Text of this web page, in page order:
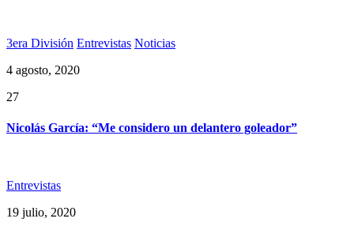
3era División Entrevistas Noticias
4 agosto, 2020
27
Nicolás García: “Me considero un delantero goleador”
Entrevistas
19 julio, 2020